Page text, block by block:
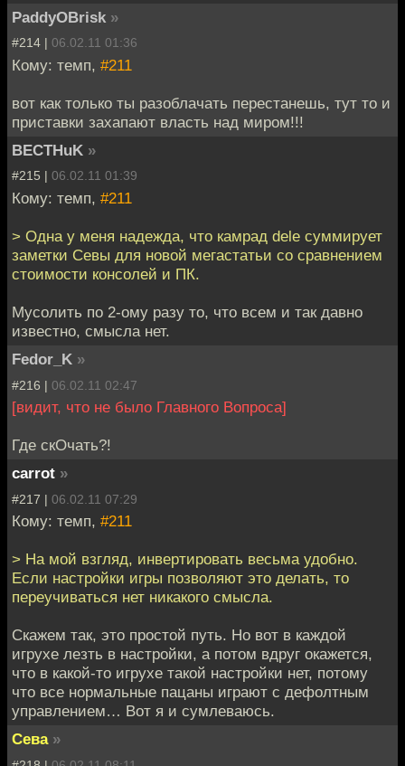
PaddyOBrisk »
#214 | 06.02.11 01:36
Кому: темп, #211
вот как только ты разоблачать перестанешь, тут то и
приставки захапают власть над миром!!!
BECTHuK »
#215 | 06.02.11 01:39
Кому: темп, #211
> Одна у меня надежда, что камрад dele суммирует
заметки Севы для новой мегастатьи со сравнением
стоимости консолей и ПК.
Мусолить по 2-ому разу то, что всем и так давно
известно, смысла нет.
Fedor_K »
#216 | 06.02.11 02:47
[видит, что не было Главного Вопроса]
Где скОчать?!
carrot »
#217 | 06.02.11 07:29
Кому: темп, #211
> На мой взгляд, инвертировать весьма удобно.
Если настройки игры позволяют это делать, то
переучиваться нет никакого смысла.
Скажем так, это простой путь. Но вот в каждой
игрухе лезть в настройки, а потом вдруг окажется,
что в какой-то игрухе такой настройки нет, потому
что все нормальные пацаны играют с дефолтным
управлением… Вот я и сумлеваюсь.
Сева »